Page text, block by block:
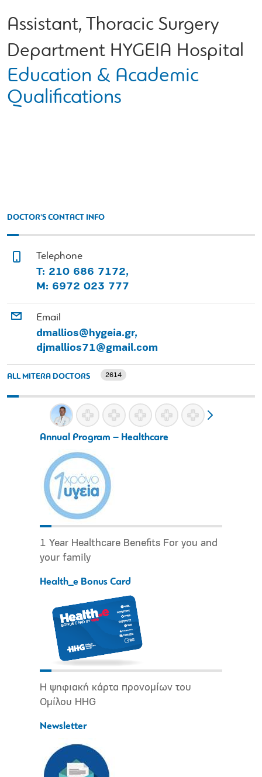
Assistant, Thoracic Surgery
Department HYGEIA Hospital
Education & Academic
Qualifications
DOCTOR'S CONTACT INFO
Telephone
T: 210 686 7172,
M: 6972 023 777
Email
dmallios@hygeia.gr,
djmallios71@gmail.com
ALL MITERA DOCTORS 2614
Annual Program – Healthcare
1 Year Healthcare Benefits For you and
your family
Health_e Bonus Card
Η ψηφιακή κάρτα προνομίων του
Ομίλου HHG
Newsletter